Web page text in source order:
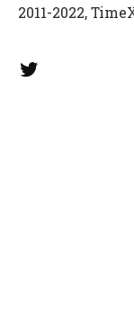
2011-2022,
Twitter